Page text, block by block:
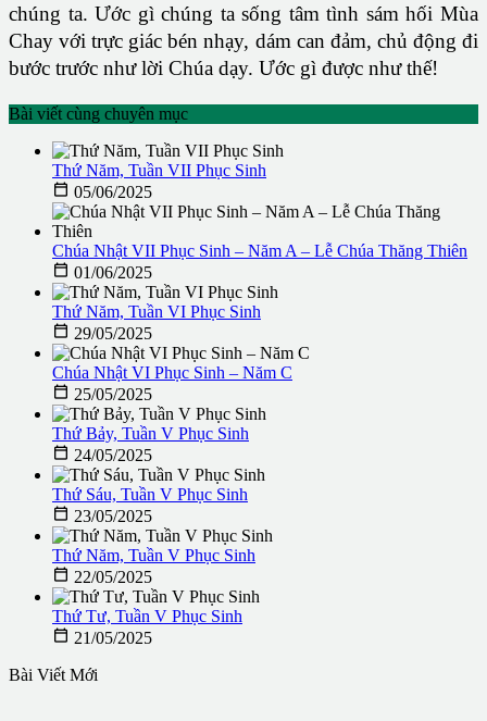
chúng ta. Ước gì chúng ta sống tâm tình sám hối Mùa
Chay với trực giác bén nhạy, dám can đảm, chủ động đi
bước trước như lời Chúa dạy. Ước gì được như thế!
Bài viết cùng chuyên mục
Thứ Năm, Tuần VII Phục Sinh
 05/06/2025
Chúa Nhật VII Phục Sinh – Năm A – Lễ Chúa Thăng Thiên
 01/06/2025
Thứ Năm, Tuần VI Phục Sinh
 29/05/2025
Chúa Nhật VI Phục Sinh – Năm C
 25/05/2025
Thứ Bảy, Tuần V Phục Sinh
 24/05/2025
Thứ Sáu, Tuần V Phục Sinh
 23/05/2025
Thứ Năm, Tuần V Phục Sinh
 22/05/2025
Thứ Tư, Tuần V Phục Sinh
 21/05/2025
Bài Viết Mới